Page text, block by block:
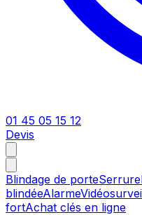
01 45 05 15 12
Devis
Blindage de porteSerrure
blindéeAlarme
fortAchat clés en ligne